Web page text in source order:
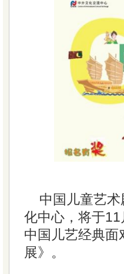
中国儿童艺
化中心，将于
中国儿艺经典
展》。